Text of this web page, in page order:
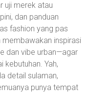
uji merek atau
dan panduan
fashion yang pas
membawakan inspirasi
dan vibe urban—agar
kebutuhan. Yah,
detail sulaman,
punya tempat